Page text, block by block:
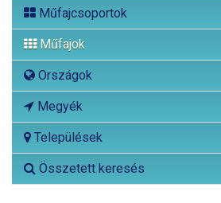
Műfajcsoportok
Műfajok
Országok
Megyék
Települések
Összetett keresés